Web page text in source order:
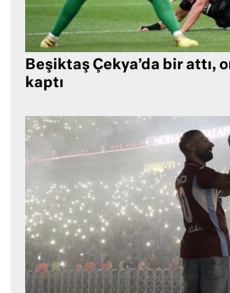
Beşiktaş Çekya’da bir attı,
kaptı